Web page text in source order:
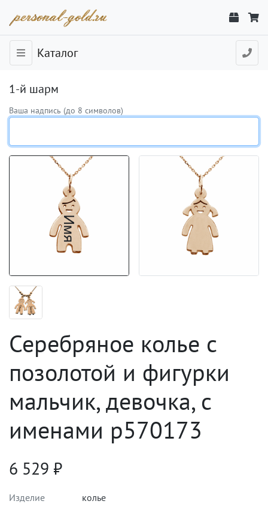
Каталог
Серебряное колье с
позолотой и фигурки
мальчик, девочка, с
именами p570173
1-й шарм
Ваша надпись (до 8 символов)
6 529 ₽
Изделие
колье